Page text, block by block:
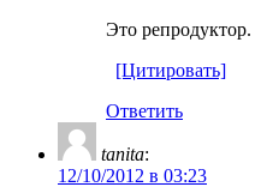
Это репродуктор.
[Цитировать]
Ответить
tanita:
12/10/2012 в 03:23